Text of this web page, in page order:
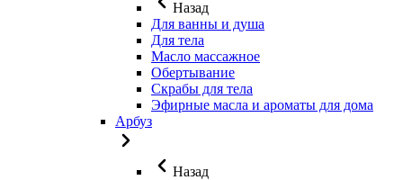
Назад
Для ванны и душа
Для тела
Масло массажное
Обертывание
Скрабы для тела
Эфирные масла и ароматы для дома
Арбуз
Назад